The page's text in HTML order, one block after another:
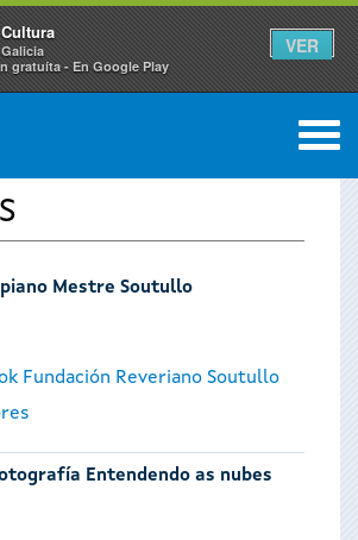
gratuíta - En Google Play
VER
0
piano Mestre Soutullo
Fundación Reveriano Soutullo
Entendendo as nubes